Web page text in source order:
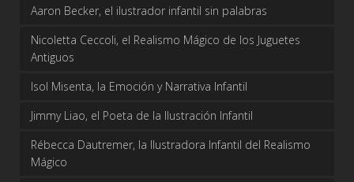
Aaron Becker, el ilustrador infantil sin palabras
Nicoletta Ceccoli, el Realismo Mágico de los Juguetes
Antiguos
Isol Misenta, la Emoción y Narrativa Infantil
Jimmy Liao, el Poeta de la Ilustración Infantil
Rébecca Dautremer, la Ilustradora Infantil del Realismo
Mágico